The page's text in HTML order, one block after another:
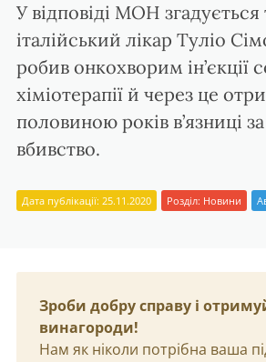
У відповіді МОН
італійський лікар Туліо
робив онкохворим ін’єкції
хіміотерапії й через це
половиною років в’язниці
вбивство.
Дата публікації: 25.11.2020 Розділ: Новини
Зроби добру справу і
винагороди!
Нам як ніколи потрібна ваша